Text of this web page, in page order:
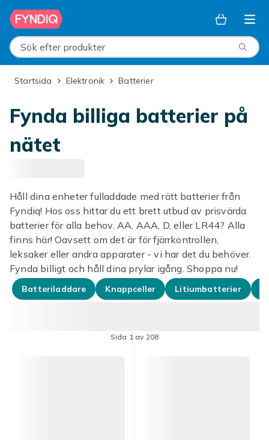
Hoppa till huvudinnehållet
Sök efter produkter
Startsida Elektronik Batterier
Fynda billiga batterier på
nätet
Håll dina enheter fulladdade med rätt batterier från
Fyndiq! Hos oss hittar du ett brett utbud av prisvärda
batterier för alla behov. AA, AAA, D, eller LR44? Alla
finns här! Oavsett om det är för fjärrkontrollen,
leksaker eller andra apparater - vi har det du behöver.
Fynda billigt och håll dina prylar igång. Shoppa nu!
Batteriladdare Knappceller Litiumbatterier
Sida 1 av 208